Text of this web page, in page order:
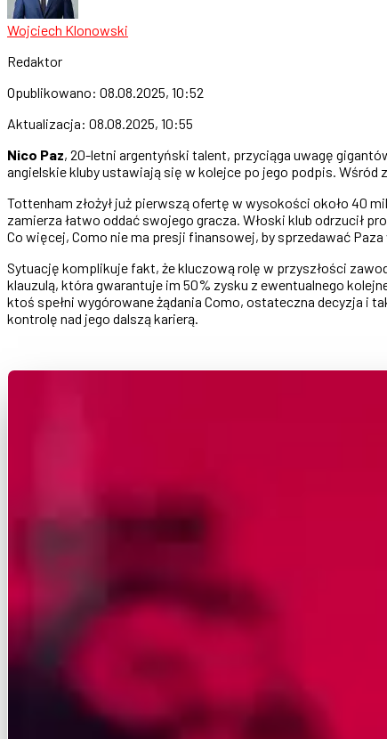
Wojciech Klonowski
Redaktor
Opublikowano: 08.08.2025, 10:52
Aktualizacja: 08.08.2025, 10:55
Nico Paz, 20-letni argentyński talent, przyciąga uwagę
angielskie kluby ustawiają się w kolejce po jego podpis. Wśród
Tottenham złożył już pierwszą ofertę w wysokości około 40
zamierza łatwo oddać swojego gracza. Włoski klub odrzucił
Co więcej, Como nie ma presji finansowej, by sprzedawać
Sytuację komplikuje fakt, że kluczową rolę w przyszłości
klauzulą, która gwarantuje im 50% zysku z ewentualnego
ktoś spełni wygórowane żądania Como, ostateczna decyzja i
kontrolę nad jego dalszą karierą.